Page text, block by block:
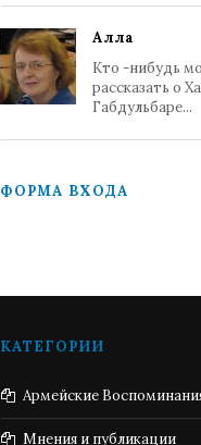
Алла
Кто -нибудь
рассказать о
Габдульбаре...
ФОРМА ВХОДА
КАТЕГОРИИ
Армейские
Мнения и публикации